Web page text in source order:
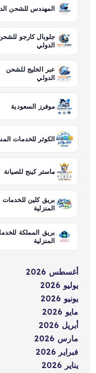
المهندس للشحن
جلوبال كارجو
الدولي
عبر الخليج للشحن
الدولي
موفرز السعودية
الكوثر للخدمات
ماستر كينج للصيانة
بريق كلين للخدمات
المنزلية
بريق المملكة
المنزلية
أغسطس 2026
يوليو 2026
يونيو 2026
مايو 2026
أبريل 2026
مارس 2026
فبراير 2026
يناير 2026